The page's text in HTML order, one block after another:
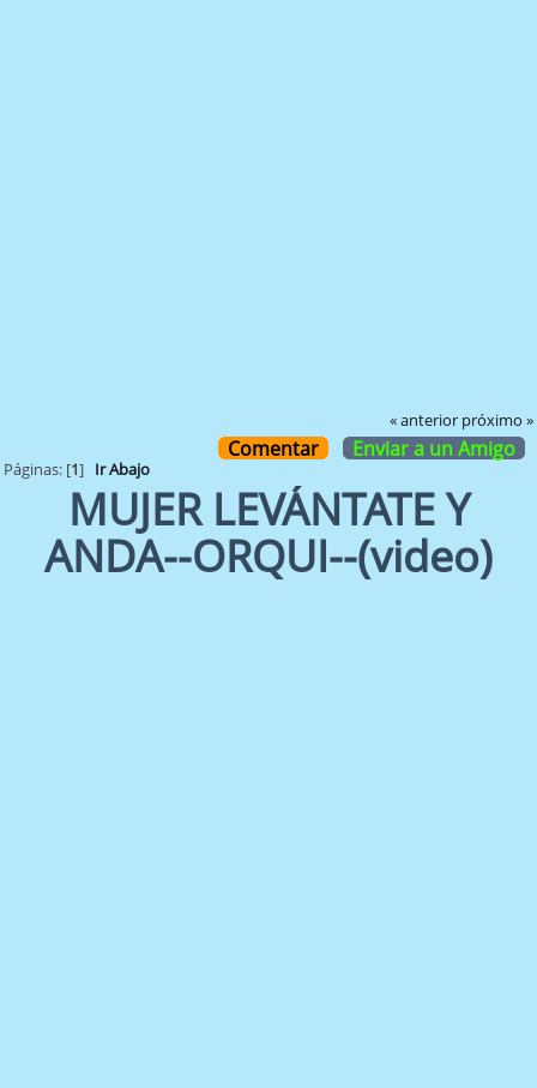
« anterior próximo »
Comentar Enviar a un Amigo
Páginas: [1] Ir Abajo
MUJER LEVÁNTATE Y
ANDA--ORQUI--(video)